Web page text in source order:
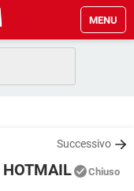
MENU
Successivo
Chiuso